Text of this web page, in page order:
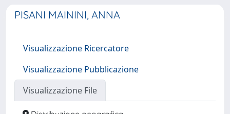
PISANI MAININI, ANNA
Visualizzazione Ricercatore
Visualizzazione Pubblicazione
Visualizzazione File